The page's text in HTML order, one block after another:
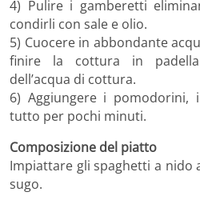
4) Pulire i gamberetti
condirli con sale e olio.
5) Cuocere in abbondante
finire la cottura in
dell’acqua di cottura.
6) Aggiungere i
tutto per pochi minuti.
Composizione del piatto
Impiattare gli spaghetti a nido
sugo.